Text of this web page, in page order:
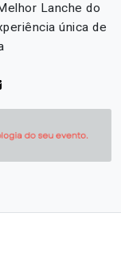
Lanche do
única de